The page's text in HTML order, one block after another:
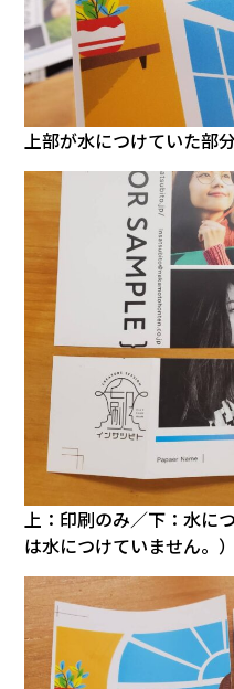
上部が水につけていた部分
上：印刷のみ／下：水に
は水につけていません。）